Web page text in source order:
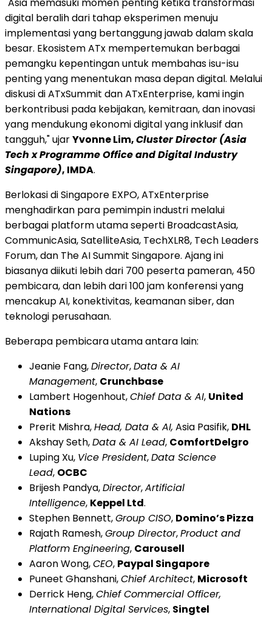
digital beralih dari tahap eksperimen menuju
implementasi yang bertanggung jawab dalam skala
besar. Ekosistem ATx mempertemukan berbagai
pemangku kepentingan untuk membahas isu-isu
penting yang menentukan masa depan digital. Melalui
diskusi di ATxSummit dan ATxEnterprise, kami ingin
berkontribusi pada kebijakan, kemitraan, dan inovasi
yang mendukung ekonomi digital yang inklusif dan
tangguh," ujarYvonne Lim,Cluster Director (Asia
Tech x Programme Office and Digital Industry
Singapore), IMDA.
Berlokasi di Singapore EXPO, ATxEnterprise
menghadirkan para pemimpin industri melalui
berbagai platform utama seperti BroadcastAsia,
CommunicAsia, SatelliteAsia, TechXLR8, Tech Leaders
Forum, dan The AI Summit Singapore. Ajang ini
biasanya diikuti lebih dari 700 peserta pameran, 450
pembicara, dan lebih dari 100 jam konferensi yang
mencakup AI, konektivitas, keamanan siber, dan
teknologi perusahaan.
Beberapa pembicara utama antara lain:
Jeanie Fang,Director,Data & AI
Management, Crunchbase
Lambert Hogenhout,Chief Data & AI, United
Nations
Prerit Mishra,Head, Data & AI, Asia Pasifik, DHL
Akshay Seth,Data & AI Lead, ComfortDelgro
Luping Xu, Vice President,Data Science
Lead, OCBC
Brijesh Pandya,Director,Artificial
Intelligence, Keppel Ltd.
Stephen Bennett,Group CISO, Domino’s Pizza
Rajath Ramesh,Group Director,Product and
Platform Engineering, Carousell
Aaron Wong,CEO, Paypal Singapore
Puneet Ghanshani,Chief Architect, Microsoft
Derrick Heng,Chief Commercial Officer,
International Digital Services, Singtel